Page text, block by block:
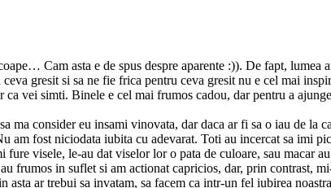
Cam asta e de spus despre aparente :)). De fapt, lumea
gresit si sa ne fie frica pentru ceva gresit nu e cel mai
vei simti. Binele e cel mai frumos cadou, dar pentru a
ma consider eu insami vinovata, dar daca ar fi sa o iau de la
am fost niciodata iubita cu adevarat. Toti au incercat sa imi
fure visele, le-au dat viselor lor o pata de culoare, sau
frumos in suflet si am actionat capricios, dar, prin contrast,
ar trebui sa invatam, sa facem ca intr-un fel iubirea